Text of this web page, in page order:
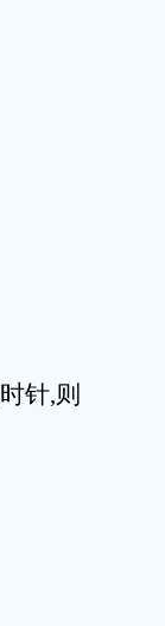
针,则